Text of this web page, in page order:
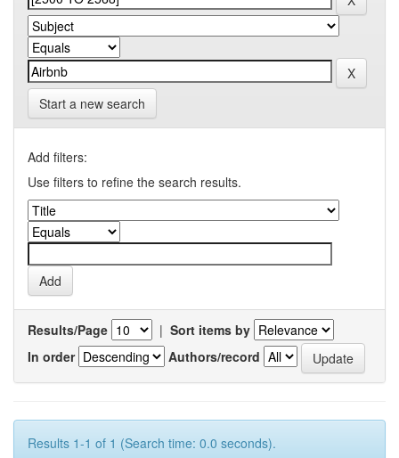
Start a new search
Add filters:
Use filters to refine the search results.
Results/Page | Sort items by
In order
Authors/record
Results 1-1 of 1 (Search time: 0.0 seconds).